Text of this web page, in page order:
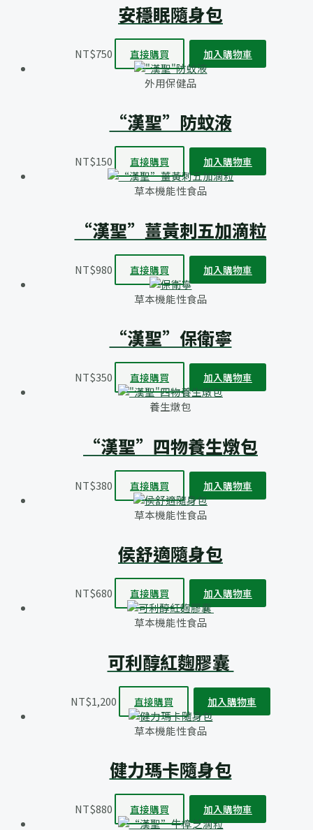
安穩眠隨身包
NT$750 直接購買 加入購物車
外用保健品
“漢聖”防蚊液
NT$150 直接購買 加入購物車
草本機能性食品
“漢聖”薑黃刺五加滴粒
NT$980 直接購買 加入購物車
草本機能性食品
“漢聖”保衛寧
NT$350 直接購買 加入購物車
養生燉包
“漢聖”四物養生燉包
NT$380 直接購買 加入購物車
草本機能性食品
侯舒適隨身包
NT$680 直接購買 加入購物車
草本機能性食品
可利醇紅麴膠囊
NT$1,200 直接購買 加入購物車
草本機能性食品
健力瑪卡隨身包
NT$880 直接購買 加入購物車